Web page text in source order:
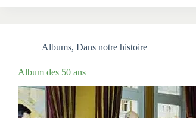
Albums, Dans notre histoire
Album des 50 ans